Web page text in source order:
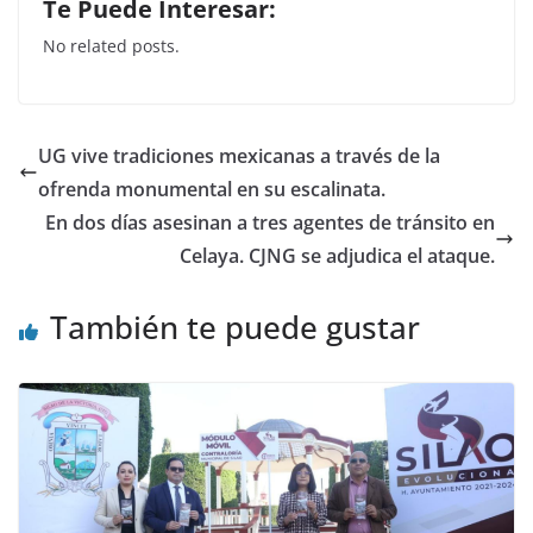
c
e
o
o
k
itt
er
at
p
p
k
n
Te Puede Interesar:
No related posts.
UG vive tradiciones mexicanas a través de la
ofrenda monumental en su escalinata.
En dos días asesinan a tres agentes de tránsito en
Celaya. CJNG se adjudica el ataque.
También te puede gustar